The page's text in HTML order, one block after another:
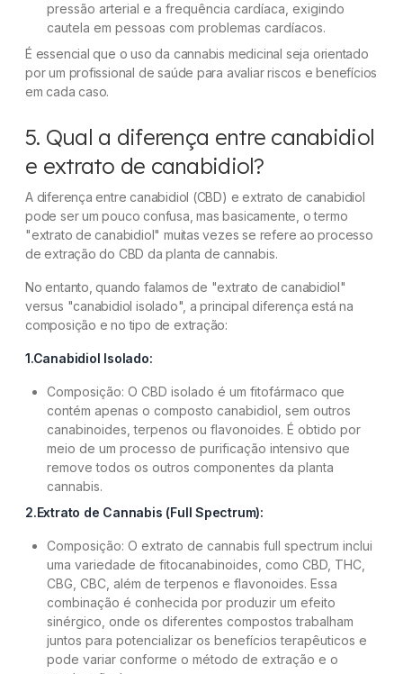
pressão arterial e a frequência cardíaca, exigindo
cautela em pessoas com problemas cardíacos.
É essencial que o uso da cannabis medicinal seja orientado
por um profissional de saúde para avaliar riscos e benefícios
em cada caso.
5. Qual a diferença entre canabidiol
e extrato de canabidiol?
A diferença entre canabidiol (CBD) e extrato de canabidiol
pode ser um pouco confusa, mas basicamente, o termo
"extrato de canabidiol" muitas vezes se refere ao processo
de extração do CBD da planta de cannabis.
No entanto, quando falamos de "extrato de canabidiol"
versus "canabidiol isolado", a principal diferença está na
composição e no tipo de extração:
1.Canabidiol Isolado:
Composição: O CBD isolado é um fitofármaco que
contém apenas o composto canabidiol, sem outros
canabinoides, terpenos ou flavonoides. É obtido por
meio de um processo de purificação intensivo que
remove todos os outros componentes da planta
cannabis.
2.Extrato de Cannabis (Full Spectrum):
Composição: O extrato de cannabis full spectrum inclui
uma variedade de fitocanabinoides, como CBD, THC,
CBG, CBC, além de terpenos e flavonoides. Essa
combinação é conhecida por produzir um efeito
sinérgico, onde os diferentes compostos trabalham
juntos para potencializar os benefícios terapêuticos e
pode variar conforme o método de extração e o